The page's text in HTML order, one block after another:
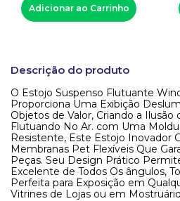
Adicionar ao Carrinho
Descrição do produto
O Estojo Suspenso Flutuante
Proporciona Uma Exibição
Objetos de Valor, Criando a Ilusão
Flutuando No Ar. com Uma
Resistente, Este Estojo Inovador
Membranas Pet Flexíveis Que
Peças. Seu Design Prático
Excelente de Todos Os ângulos,
Perfeita para Exposição em
Vitrines de Lojas ou em